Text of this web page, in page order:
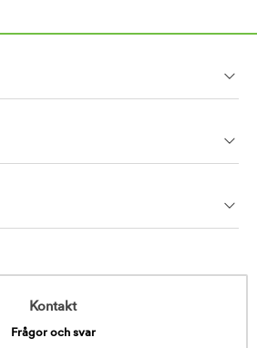
Kontakt
Frågor och svar